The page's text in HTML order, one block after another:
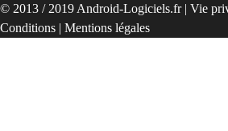
© 2013 / 2019 Android-Logiciels.fr | Vie
Conditions | Mentions légales